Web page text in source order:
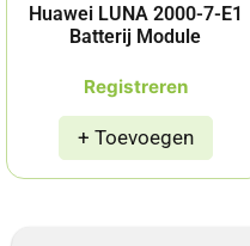
Huawei LUNA 2000-7-E1
Batterij Module
Registreren